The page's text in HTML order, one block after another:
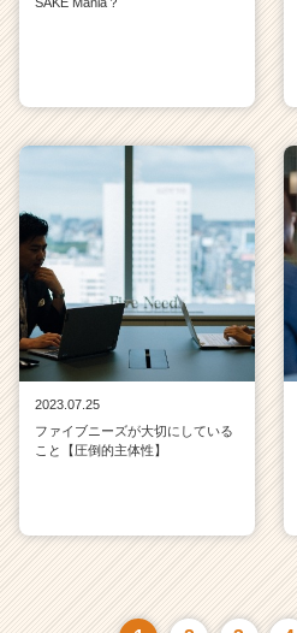
2023.07.25
ファイブニーズが大切にしている
こと【圧倒的主体性】